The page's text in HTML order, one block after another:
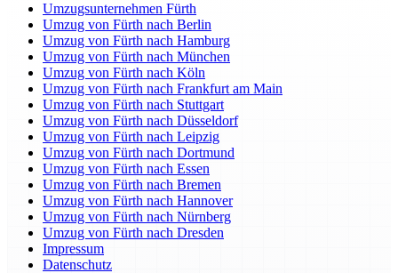
Umzugsunternehmen Fürth
Umzug von Fürth nach Berlin
Umzug von Fürth nach Hamburg
Umzug von Fürth nach München
Umzug von Fürth nach Köln
Umzug von Fürth nach Frankfurt am Main
Umzug von Fürth nach Stuttgart
Umzug von Fürth nach Düsseldorf
Umzug von Fürth nach Leipzig
Umzug von Fürth nach Dortmund
Umzug von Fürth nach Essen
Umzug von Fürth nach Bremen
Umzug von Fürth nach Hannover
Umzug von Fürth nach Nürnberg
Umzug von Fürth nach Dresden
Impressum
Datenschutz